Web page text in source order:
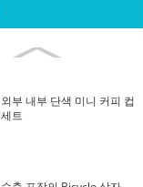
외부 내부 단색 미니 커피 컵
세트